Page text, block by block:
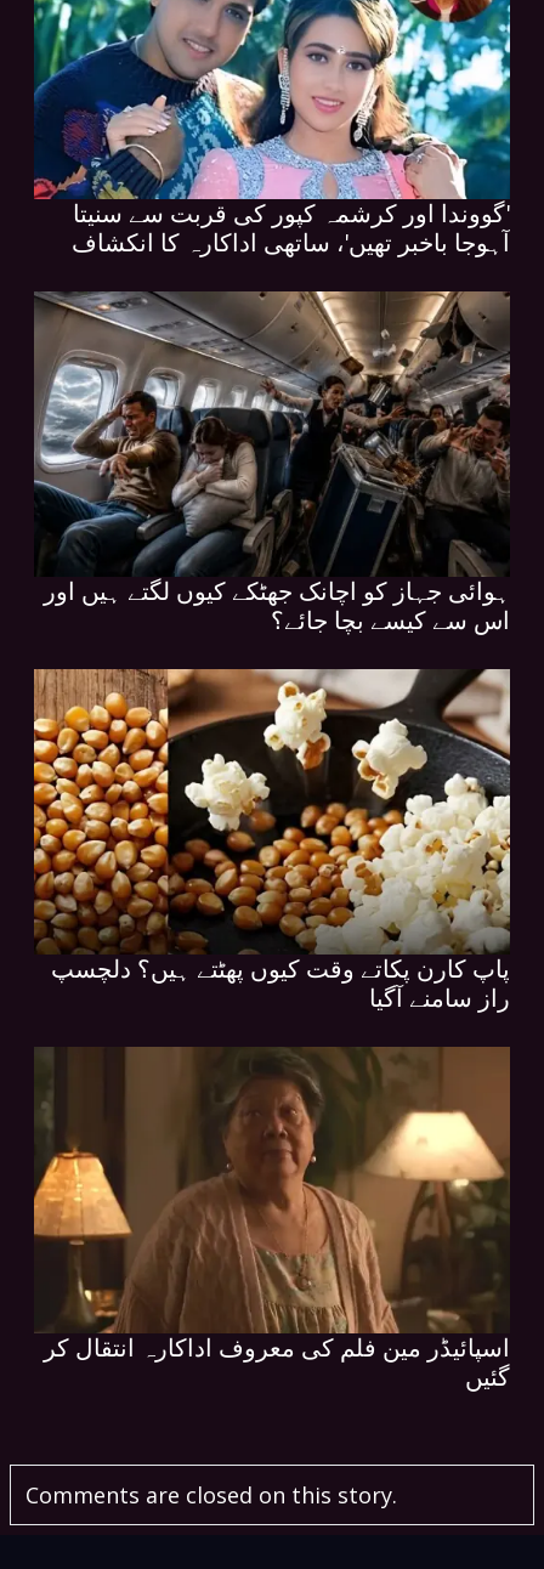
'گووندا اور کرشمہ کپور کی قربت سے سنیتا
آہوجا باخبر تھیں'، ساتھی اداکارہ کا انکشاف
ہوائی جہاز کو اچانک جھٹکے کیوں لگتے ہیں اور
اس سے کیسے بچا جائے؟
پاپ کارن پکاتے وقت کیوں پھٹتے ہیں؟ دلچسپ
راز سامنے آگیا
اسپائیڈر مین فلم کی معروف اداکارہ انتقال کر
گئیں
Comments are closed on this story.